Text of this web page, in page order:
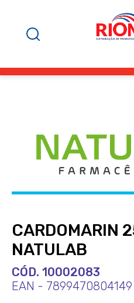
CARDOMARIN
NATULAB
CÓD. 10002083
EAN - 7899470804149